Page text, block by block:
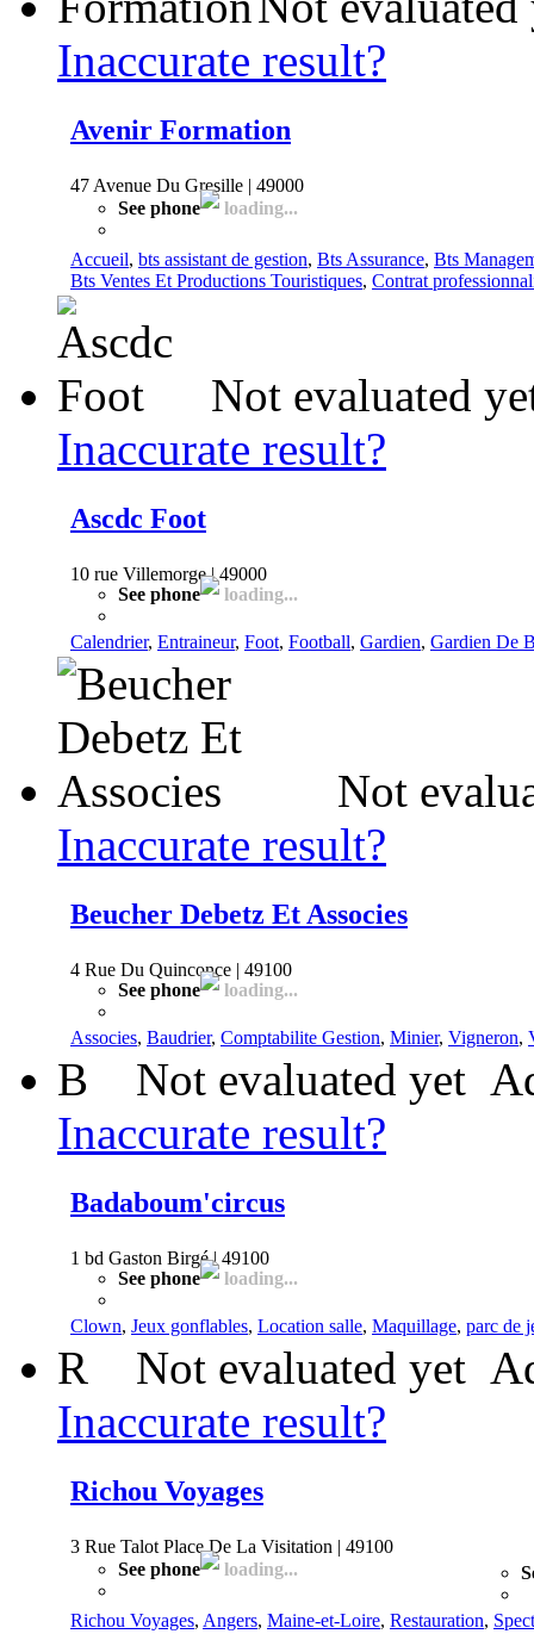
Inaccurate result?
Avenir Formation
47 Avenue Du Gresille | 49000
See phone
loading...
Accueil, bts assistant de gestion, Bts Assurance, Bts
Bts Ventes Et Productions Touristiques, Contrat
Not evaluated
Inaccurate result?
Ascdc Foot
10 rue Villemorge | 49000
See phone
loading...
Calendrier, Entraineur, Foot, Football, Gardien, Gardien De
Not
Inaccurate result?
Beucher Debetz Et Associes
4 Rue Du Quinconce | 49100
See phone
loading...
Associes, Baudrier, Comptabilite Gestion, Minier, Vigneron,
B Not evaluated yet
Inaccurate result?
Badaboum'circus
1 bd Gaston Birgé | 49100
See phone
loading...
Clown, Jeux gonflables, Location salle, Maquillage, parc de
R Not evaluated yet
Inaccurate result?
Richou Voyages
3 Rue Talot Place De La Visitation | 49100
See phone
loading...
Richou Voyages, Angers, Maine-et-Loire, Restauration,